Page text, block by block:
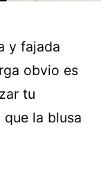
y fajada
obvio es
tu
la blusa